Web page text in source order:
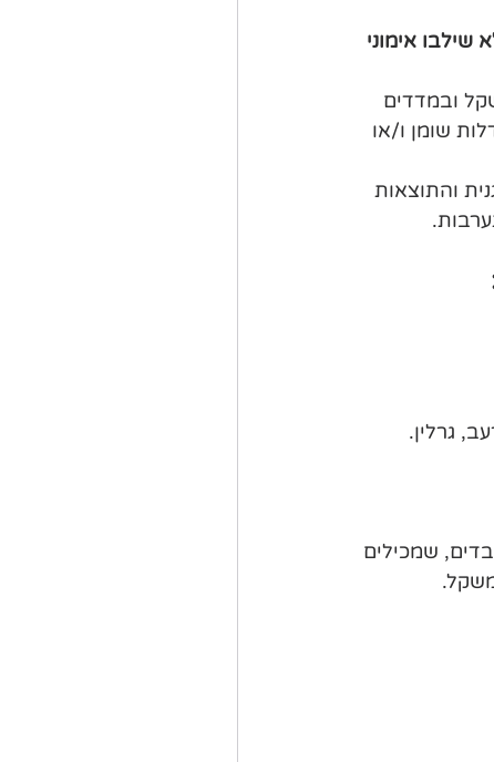
אימוני
ובמדדים
שומן ו/או
והתוצאות
שמכילים